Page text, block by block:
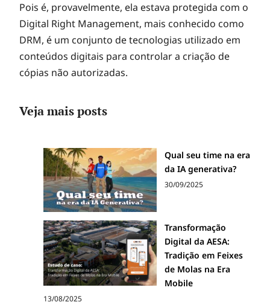
Pois é, provavelmente, ela estava protegida com o
Digital Right Management, mais conhecido como
DRM, é um conjunto de tecnologias utilizado em
conteúdos digitais para controlar a criação de
cópias não autorizadas.
Veja mais posts
Qual seu time na era
da IA generativa?
30/09/2025
Transformação
Digital da AESA:
Tradição em Feixes
de Molas na Era
Mobile
13/08/2025